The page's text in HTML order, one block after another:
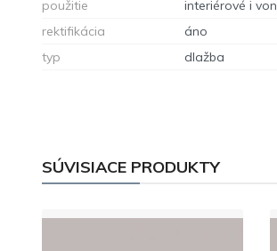
použitie
interiérové i
rektifikácia
áno
typ
dlažba
SÚVISIACE PRODUKTY